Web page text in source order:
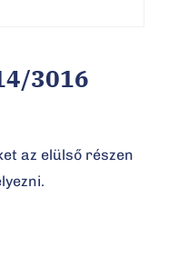
3016
az elülső részen